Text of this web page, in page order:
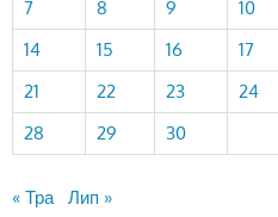
7
8 9 10
14
15 16 17
21
22 23 24
28
29 30
« Тра Лип »